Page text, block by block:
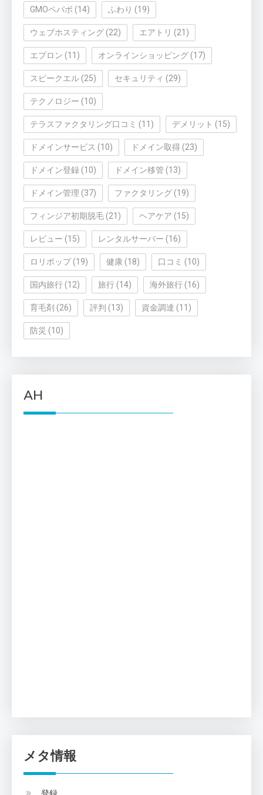
GMOペパボ (14) ふわり (19)
ウェブホスティング (22) エアトリ (21)
エプロン (11) オンラインショッピング (17)
スピークエル (25) セキュリティ (29)
テクノロジー (10)
テラスファクタリング口コミ (11) デメリット (15)
ドメインサービス (10) ドメイン取得 (23)
ドメイン登録 (10) ドメイン移管 (13)
ドメイン管理 (37) ファクタリング (19)
フィンジア初期脱毛 (21) ヘアケア (15)
レビュー (15) レンタルサーバー (16)
ロリポップ(19) 健康 (18) 口コミ (10)
国内旅行 (12) 旅行 (14) 海外旅行 (16)
育毛剤 (26) 評判 (13) 資金調達 (11)
防災 (10)
AH
メタ情報